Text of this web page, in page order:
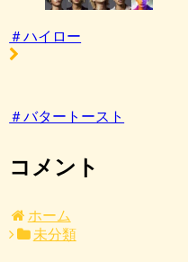
＃ハイロー
＃バタートースト
コメント
ホーム
未分類